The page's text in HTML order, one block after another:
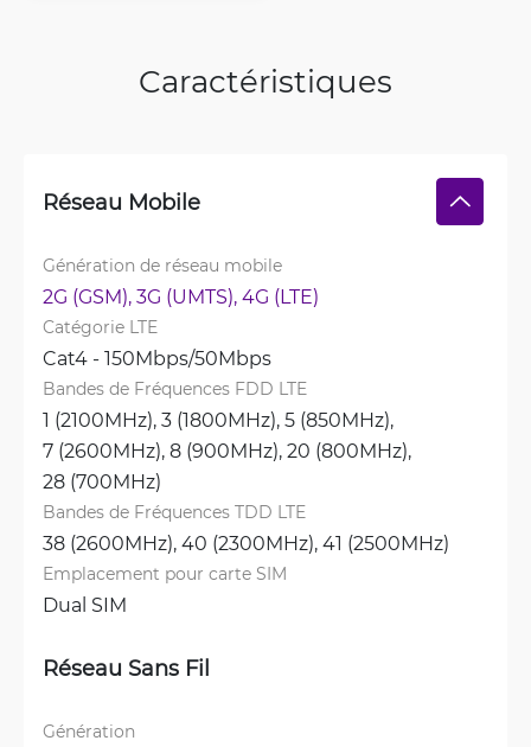
Caractéristiques
Réseau Mobile
Génération de réseau mobile
2G (GSM), 3G (UMTS), 4G (LTE)
Catégorie LTE
Cat4 - 150Mbps/50Mbps
Bandes de Fréquences FDD LTE
1 (2100MHz), 3 (1800MHz), 5 (850MHz),
7 (2600MHz), 8 (900MHz), 20 (800MHz),
28 (700MHz)
Bandes de Fréquences TDD LTE
38 (2600MHz), 40 (2300MHz), 41 (2500MHz)
Emplacement pour carte SIM
Dual SIM
Réseau Sans Fil
Génération